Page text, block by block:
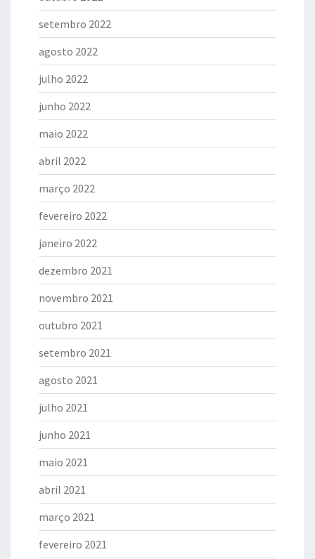
setembro 2022
agosto 2022
julho 2022
junho 2022
maio 2022
abril 2022
março 2022
fevereiro 2022
janeiro 2022
dezembro 2021
novembro 2021
outubro 2021
setembro 2021
agosto 2021
julho 2021
junho 2021
maio 2021
abril 2021
março 2021
fevereiro 2021